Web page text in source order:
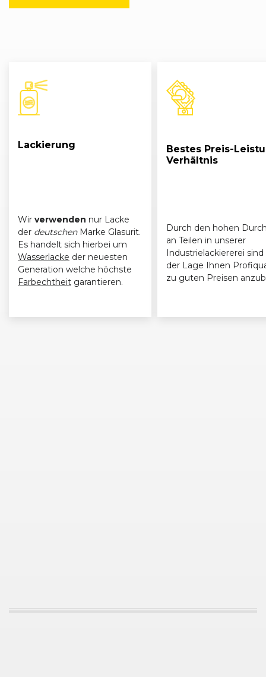
Lackierung
Wir verwenden nur Lacke
der deutschenMarke Glasurit.
Es handelt sich hierbei um
Wasserlacke der neuesten
Generation welche höchste
Farbechtheit garantieren.
Bestes Preis-
Verhältnis
Durch den hohen
an Teilen in unserer
Industrielackiererei sind
der Lage Ihnen
zu guten Preisen